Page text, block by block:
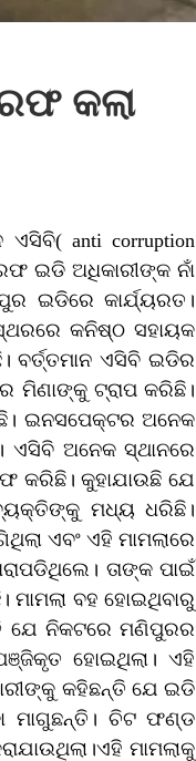
କଲା
anti corruption
ଇଡି ଅଧିକାରୀଙ୍କ ନାଁ
ଇଡିରେ କାର୍ଯ୍ୟରତ।
କନିଷ୍ଠ ସହାୟକ
ବର୍ତ୍ତମାନ ଏସିବି ଇଡିର
ମିଣାଙ୍କୁ ଟ୍ରାପ କରିଛି।
ଇନସପେକ୍ଟର ଅନେକ
ଏସିବି ଅନେକ ସ୍ଥାନରେ
କରିଛି। କୁହାଯାଉଛି ଯେ
ମଧ୍ୟ ଧରିଛି।
ଏବଂ ଏହି ମାମଲାରେ
ତାଙ୍କ ପାଇଁ
ମାମଲା ବହ ହୋଇଥିବାରୁ
ଯେ ନିକଟରେ ମଣିପୁରର
ହୋଇଥିଲା। ଏହି
କହିଛନ୍ତି ଯେ ଇଡି
ମାଗୁଛନ୍ତି। ଚିଟ ଫଣ୍ଡ
ମାମଲାକୁ